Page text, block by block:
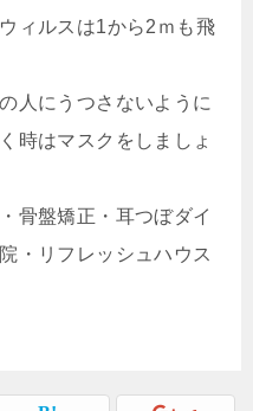
ィルスは1から2ｍも飛
人にうつさないように
時はマスクをしましょ
骨盤矯正・耳つぼダイ
・リフレッシュハウス